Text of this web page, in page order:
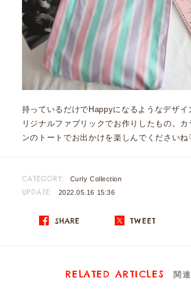
持っているだけでHappyになるようなデザイ
リジナルファブリックでお作りしたもの。カ
ンのトートでお出かけを楽しんでください
CATEGORY: Curly Collection
UPDATE: 2022.05.16 15:36
SHARE TWEET
RELATED ARTICLES 関